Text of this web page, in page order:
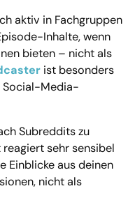
aktiv in Fachgruppen
Inhalte, wenn
bieten – nicht als
ist besonders
Social-Media-
Subreddits zu
sehr sensibel
Einblicke aus deinen
nicht als